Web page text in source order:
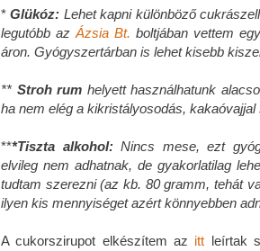
*Glükóz: Lehet kapni különböző
legutóbb azÁzsia Bt. boltjában vettem
áron. Gyógyszertárban is lehet kisebb
** Stroh rum helyett használhatunk
ha nem elég a kikristályosodás,
***Tiszta alkohol:Nincs mese, ezt
elvileg nem adhatnak, de gyakorlatilag
tudtam szerezni (az kb. 80 gramm, tehát
ilyen kis mennyiséget azért könnyebben
A cukorszirupot elkészítem az itt leírtak